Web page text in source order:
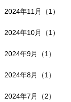
2024年11月（1）
2024年10月（1）
2024年9月（1）
2024年8月（1）
2024年7月（2）